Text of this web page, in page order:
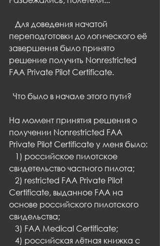
переподготовки до логического её
завершения было принято
решение получить Nonrestricted
FAA Private Pilot Certificate.
  Что было в начале этого пути?
На момент принятия решения о
получении Nonrestricted FAA
Private Pilot Certificate у меня было:
свидетельство частного пилота;
Certificate, выданное FAA на
основе российского пилотского
свидельства;
   3) FAA Medical Certificate;